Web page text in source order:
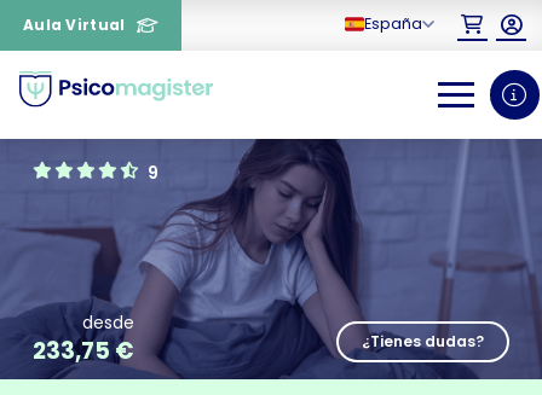
Aula Virtual España
9
desde
233,75€ ¿Tienes dudas?